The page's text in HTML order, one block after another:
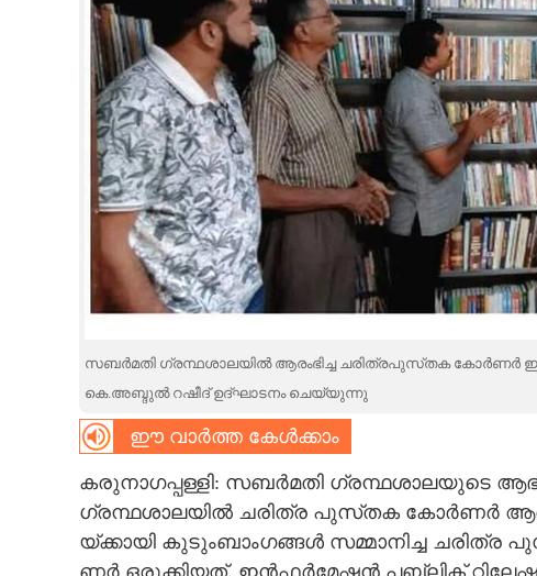
LITERATURE
സ​ബർ​മ​തി ഗ്ര​ന്ഥ​ശാ​ല​യിൽ ആ​രം​ഭി​ച്ച ച​രി​ത്ര​പു​സ്​ത​ക
കെ.അ​ബ്ദുൽ റ​ഷീ​ദ് ഉ​ദ്​ഘാ​ട​നം ചെ​യ്യു​ന്നു
ഈ വാർത്ത കേൾക്കാം
ക​രു​നാ​ഗ​പ്പ​ള്ളി: സ​ബർ​മ​തി ഗ്ര​ന്ഥ​ശാ​ല​യു​ടെ
ഗ്ര​ന്ഥ​ശാ​ല​യിൽ ച​രി​ത്ര പു​സ്​ത​ക കോർ​ണർ
യ്​ക്കാ​യി കു​ടും​ബാം​ഗ​ങ്ങൾ സ​മ്മാ​നി​ച്ച
ണർ ഒ​രു​ക്കി​യ​ത്. ഇൻ​ഫർ​മേ​ഷൻ പ​ബ്ലി​ക്